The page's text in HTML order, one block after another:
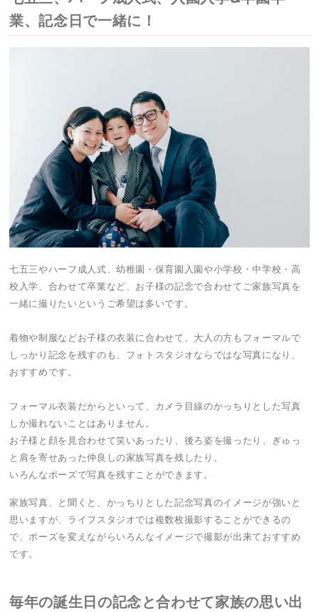
業、記念日で一緒に！
七五三やハーフ成人式、幼稚園・保育園入園や小学校・中学校・高
校入学、合わせて卒業など、お子様の記念で合わせてご家族写真を
一緒に撮りたいというご希望は多いです。
着物や制服などお子様の衣装に合わせて、大人の方もフォーマルで
しっかり記念を残すのも、フォトスタジオならではな写真になり、
おすすめです。
フォーマル衣装だからといって、カメラ目線のかっちりとした写真
しか撮れないことはありません。
お子様と顔を見合わせて笑いあったり、後ろ姿を撮ったり、ぎゅっ
と肩を寄せあった仲良しの家族写真を残したり。
いろんなポーズで写真を残すことができます。
家族写真、と聞くと、かっちりとした記念写真のイメージが強いと
思いますが、ライフスタジオでは複数枚撮影することができるの
で、ポーズを変えながらいろんなイメージで撮影が出来ておすすめ
です。
毎年の誕生日の記念と合わせて家族の思い出